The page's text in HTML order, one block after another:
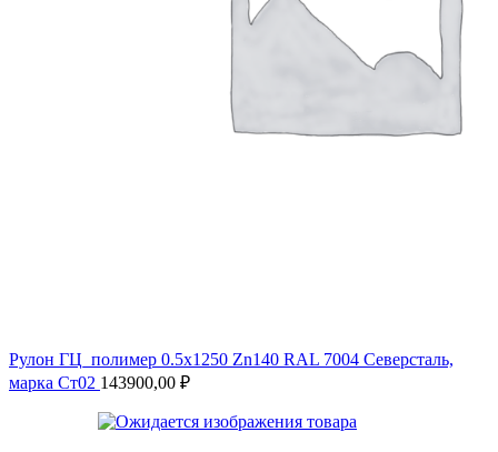
Рулон ГЦ_полимер 0.5х1250 Zn140 RAL 7004 Северсталь,
марка Ст02 143900,00 ₽